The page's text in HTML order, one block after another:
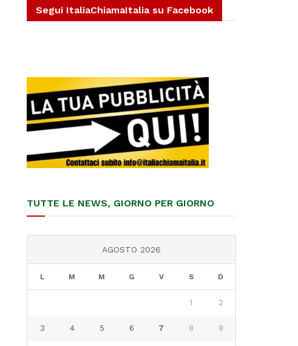
Segui ItaliaChiamaItalia su Facebook
TUTTE LE NEWS, GIORNO PER GIORNO
AGOSTO 2026
L M M G V S D
1 2
3 4 5 6 7 8 9